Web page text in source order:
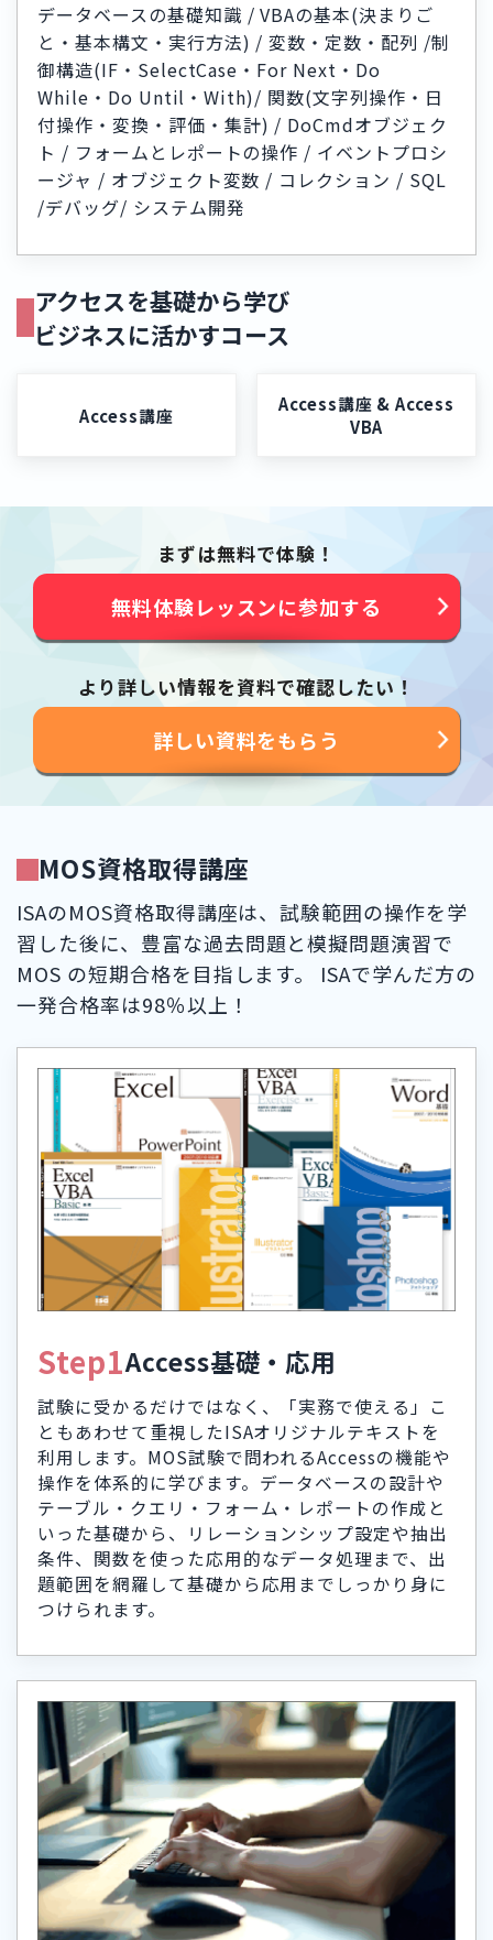
データベースの基礎知識 / VBAの基本(決まりご
と・基本構文・実行方法) / 変数・定数・配列 /制
御構造(IF・SelectCase・For Next・Do
While・Do Until・With)/ 関数(文字列操作・日
付操作・変換・評価・集計) / DoCmdオブジェク
ト / フォームとレポートの操作 / イベントプロシ
ージャ / オブジェクト変数 / コレクション / SQL
/デバッグ/ システム開発
アクセスを基礎から学び
ビジネスに活かすコース
Access講座
Access講座 & Access
VBA
まずは無料で体験！
無料体験レッスンに参加する
より詳しい情報を資料で確認したい！
詳しい資料をもらう
MOS資格取得講座
ISAのMOS資格取得講座は、試験範囲の操作を学
習した後に、豊富な過去問題と模擬問題演習で
MOS の短期合格を目指します。 ISAで学んだ方の
一発合格率は98％以上！
Step1Access基礎・応用
試験に受かるだけではなく、「実務で使える」こ
ともあわせて重視したISAオリジナルテキストを
利用します。MOS試験で問われるAccessの機能や
操作を体系的に学びます。データベースの設計や
テーブル・クエリ・フォーム・レポートの作成と
いった基礎から、リレーションシップ設定や抽出
条件、関数を使った応用的なデータ処理まで、出
題範囲を網羅して基礎から応用までしっかり身に
つけられます。